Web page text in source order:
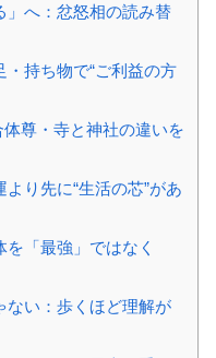
」へ：忿怒相の読み替
持ち物で“ご利益の方
尊・寺と神社の違いを
り先に“生活の芯”があ
「最強」ではなく
ない：歩くほど理解が